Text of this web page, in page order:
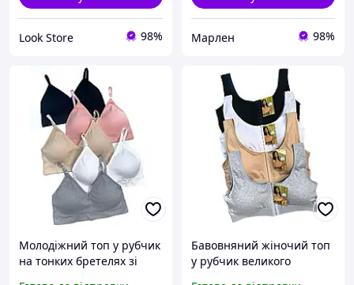
Look Store 98% Марлен 98%
Молодіжний топ у рубчик
на тонких бретелях зі
Бавовняний жіночий топ
у рубчик великого